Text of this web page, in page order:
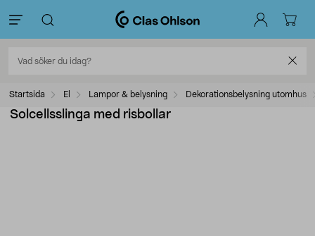
Startsida El Lampor & belysning Dekorationsbelysning utomhus
Solcellsslinga med risbollar